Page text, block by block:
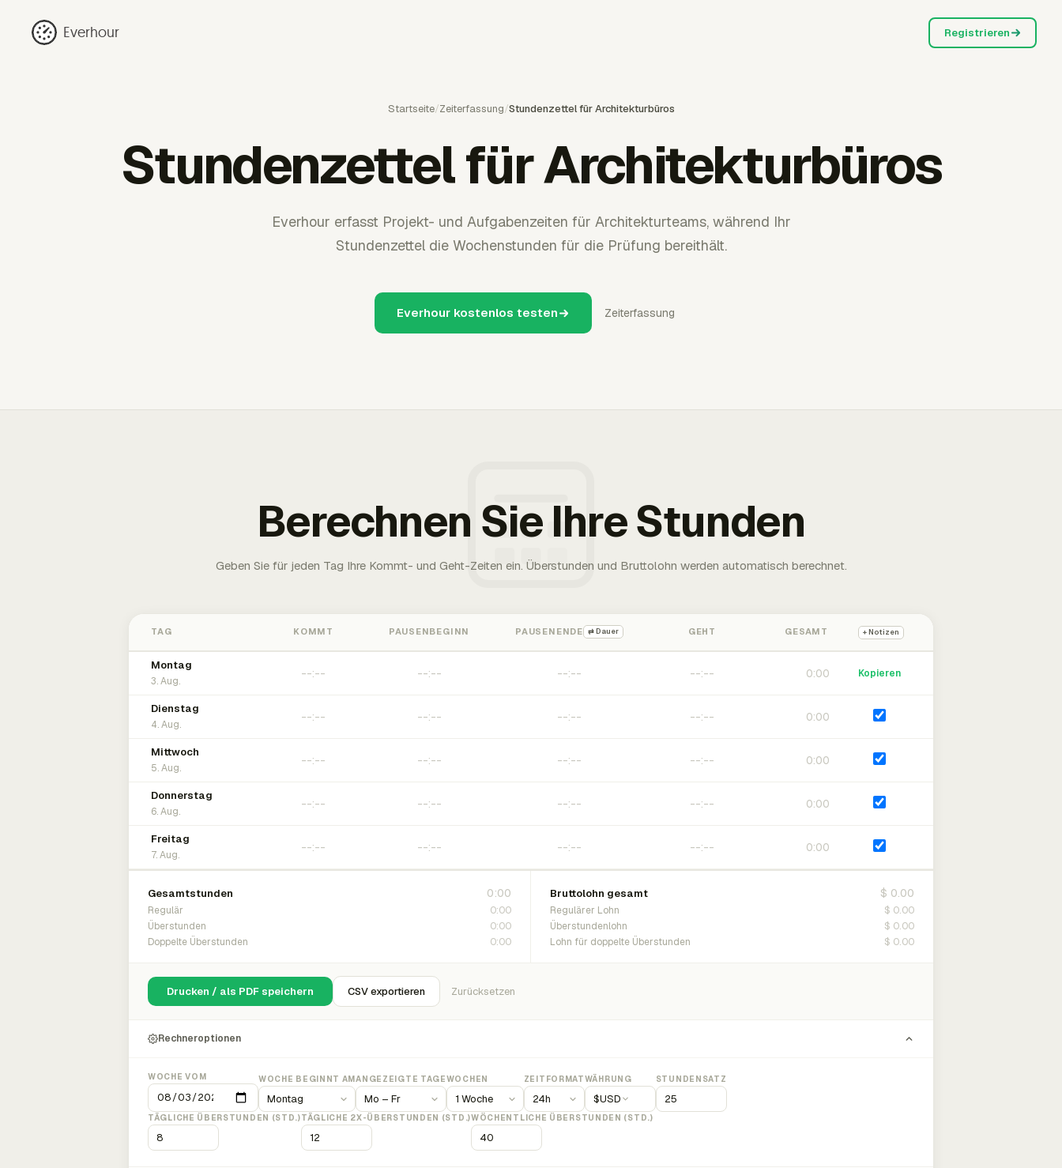
Everhour Registrieren
Startseite/Zeiterfassung/Stundenzettel für Architekturbüros
Stundenzettel für Architekturbüros
Everhour erfasst Projekt- und Aufgabenzeiten für Architekturteams, während Ihr
Stundenzettel die Wochenstunden für die Prüfung bereithält.
Everhour kostenlos testen Zeiterfassung
Berechnen Sie Ihre Stunden
Geben Sie für jeden Tag Ihre Kommt- und Geht-Zeiten ein. Überstunden und Bruttolohn werden automatisch berechnet.
TAG KOMMT PAUSENBEGINN PAUSENENDE ⇄ Dauer GEHT GESAMT + Notizen
Montag
3. Aug.
0:00 Kopieren
Dienstag
4. Aug.
0:00
Mittwoch
5. Aug.
0:00
Donnerstag
6. Aug.
0:00
Freitag
7. Aug.
0:00
Gesamtstunden 0:00
Regulär 0:00
Überstunden 0:00
Doppelte Überstunden 0:00
Bruttolohn gesamt $ 0.00
Regulärer Lohn $ 0.00
Überstundenlohn $ 0.00
Lohn für doppelte Überstunden $ 0.00
Drucken / als PDF speichern CSV exportieren Zurücksetzen
Rechneroptionen
WOCHE VOM WOCHE BEGINNT AMANGEZEIGTE TAGEWOCHEN ZEITFORMATWÄHRUNG
$USD
STUNDENSATZ
TÄGLICHE ÜBERSTUNDEN (STD.)TÄGLICHE 2X-ÜBERSTUNDEN (STD.)WÖCHENTLICHE ÜBERSTUNDEN (STD.)